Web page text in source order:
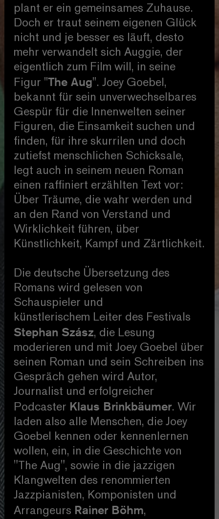
plant er ein gemeinsames Zuhause.
Doch er traut seinem eigenen Glück
nicht und je besser es läuft, desto
mehr verwandelt sich Auggie, der
eigentlich zum Film will, in seine
Figur "The Aug". Joey Goebel,
bekannt für sein unverwechselbares
Gespür für die Innenwelten seiner
Figuren, die Einsamkeit suchen und
finden, für ihre skurrilen und doch
zutiefst menschlichen Schicksale,
legt auch in seinem neuen Roman
einen raffiniert erzählten Text vor:
Über Träume, die wahr werden und
an den Rand von Verstand und
Wirklichkeit führen, über
Künstlichkeit, Kampf und Zärtlichkeit.
Die deutsche Übersetzung des
Romans wird gelesen von
Schauspieler und
künstlerischem Leiter des Festivals
Stephan Szász, die Lesung
moderieren und mit Joey Goebel über
seinen Roman und sein Schreiben ins
Gespräch gehen wird Autor,
Journalist und erfolgreicher
Podcaster Klaus Brinkbäumer. Wir
laden also alle Menschen, die Joey
Goebel kennen oder kennenlernen
wollen, ein, in die Geschichte von
"The Aug", sowie in die jazzigen
Klangwelten des renommierten
Jazzpianisten, Komponisten und
Arrangeurs Rainer Böhm,